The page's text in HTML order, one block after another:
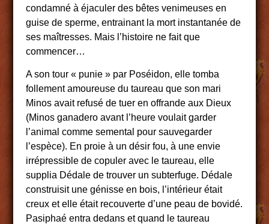
condamné à éjaculer des bêtes venimeuses en
guise de sperme, entrainant la mort instantanée de
ses maîtresses. Mais l’histoire ne fait que
commencer…
A son tour « punie » par Poséidon, elle tomba
follement amoureuse du taureau que son mari
Minos avait refusé de tuer en offrande aux Dieux
(Minos ganadero avant l’heure voulait garder
l’animal comme semental pour sauvegarder
l’espèce). En proie à un désir fou, à une envie
irrépressible de copuler avec le taureau, elle
supplia Dédale de trouver un subterfuge. Dédale
construisit une génisse en bois, l’intérieur était
creux et elle était recouverte d’une peau de bovidé.
Pasiphaé entra dedans et quand le taureau